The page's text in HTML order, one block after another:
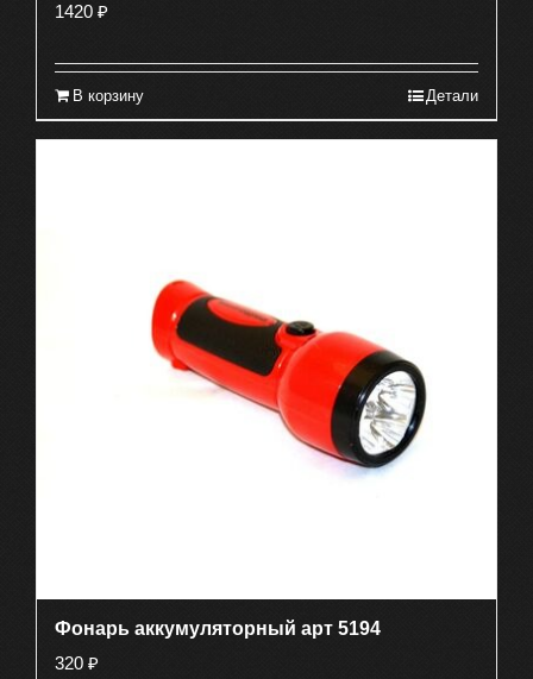
1420 ₽
В корзину Детали
Фонарь аккумуляторный арт 5194
320 ₽